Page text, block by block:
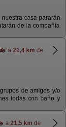
casa pararán
de la compañía
a 21,4 km de
de amigos y/o
todas con baño y
a 21,5 km de